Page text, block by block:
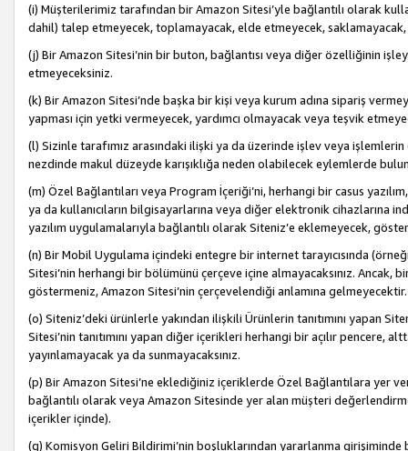
(i) Müşterilerimiz tarafından bir Amazon Sitesi’yle bağlantılı olarak
dahil) talep etmeyecek, toplamayacak, elde etmeyecek,
(j) Bir Amazon Sitesi’nin bir buton, bağlantısı veya diğer özelliğinin
etmeyeceksiniz.
(k) Bir Amazon Sitesi’nde başka bir kişi veya kurum adına sipariş
yapması için yetki vermeyecek, yardımcı olmayacak veya teşvik
(l) Sizinle tarafımız arasındaki ilişki ya da üzerinde işlev veya
nezdinde makul düzeyde karışıklığa neden olabilecek eylemlerde
(m) Özel Bağlantıları veya Program İçeriği’ni, herhangi bir casus
ya da kullanıcıların bilgisayarlarına veya diğer elektronik
yazılım uygulamalarıyla bağlantılı olarak Siteniz’e eklemeyecek,
(n) Bir Mobil Uygulama içindeki entegre bir internet tarayıcısında
Sitesi’nin herhangi bir bölümünü çerçeve içine almayacaksınız. Ancak,
göstermeniz, Amazon Sitesi’nin çerçevelendiği anlamına gelmeyecektir.
(o) Siteniz’deki ürünlerle yakından ilişkili Ürünlerin tanıtımını yapan
Sitesi’nin tanıtımını yapan diğer içerikleri herhangi bir açılır pencere,
yayınlamayacak ya da sunmayacaksınız.
(p) Bir Amazon Sitesi’ne eklediğiniz içeriklerde Özel Bağlantılara yer
bağlantılı olarak veya Amazon Sitesinde yer alan müşteri
içerikler içinde).
(q) Komisyon Geliri Bildirimi’nin boşluklarından yararlanma